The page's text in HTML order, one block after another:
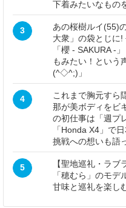
下着みたいなもの
3
あの桜樹ルイ(55)
大衆」の袋とじに
「櫻 - SAKURA -
もみたい！という
(^◇^;)」
4
これまで胸元すら
那が美ボディをビ
の初仕事は「週プ
「Honda X4」で
挑戦への想いも語
5
【聖地巡礼・ラ
「穂むら」のモ
甘味と巡礼を楽し